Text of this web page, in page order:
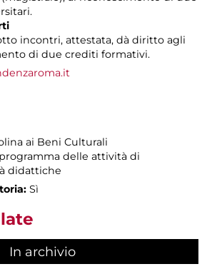
incontri, attestata, dà diritto agli
di due crediti formativi.
ai Beni Culturali
delle attività di
didattiche
Sì
In archivio